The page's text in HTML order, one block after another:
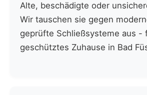
Alte, beschädigte oder
Wir tauschen sie gegen
geprüfte Schließsysteme aus -
geschütztes Zuhause in Bad